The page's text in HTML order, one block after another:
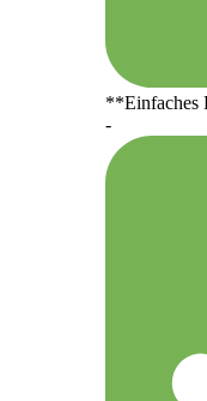
**Einfaches
-